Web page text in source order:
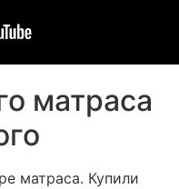
матраса
матраса. Купили